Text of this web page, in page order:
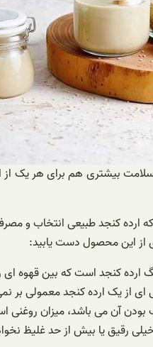
بیشتری هم برای هر یک
کنجد طبیعی انتخاب و
از این محصول دست یابید:
ارده کنجد است که بین قهوه
از یک ارده کنجد معمولی بر
بودن آن می باشد، میزان
رقیق یا بیش از حد غلیظ